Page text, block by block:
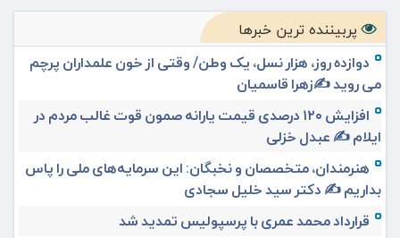
پربیننده ترین خبرها
دوازده روز، هزار نسل، یک وطن/ وقتی از خون علمداران پرچم
می روید ✍️زهرا قاسمیان
افزایش ۱۲۰ درصدی قیمت یارانه صمون قوت غالب مردم در
ایلام ✍️ عبدل خزلی
هنرمندان، متخصصان و نخبگان: این سرمایه‌های ملی را پاس
بداریم ✍️ دکتر سید خلیل سجادی
قرارداد محمد عمری با پرسپولیس تمدید شد